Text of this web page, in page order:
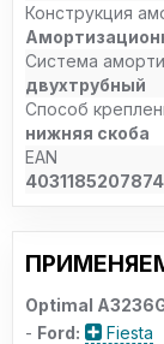
Конструкция
Система
двухтрубный
Способ
нижняя скоба
EAN
4031185207874
Optimal
- Ford:
Fiesta